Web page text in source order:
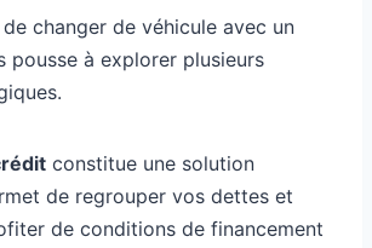
changer de véhicule avec un
pousse à explorer plusieurs
constitue une solution
de regrouper vos dettes et
de conditions de financement